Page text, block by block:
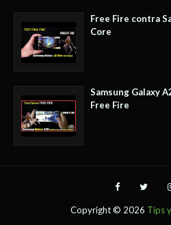
Free Fire contra
Core
Samsung Galaxy
Free Fire
Copyright © 2026 Tips